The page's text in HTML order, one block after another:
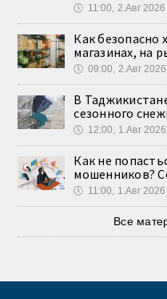
🕔 11:00, 2.Авг 2026
Как безопасно
магазинах, на
🕔 09:00, 2.Авг 2026
В
сезонного
🕔 12:00, 1.Авг 2026
Как не
мошенников?
🕔 11:00, 1.Авг 2026
Все